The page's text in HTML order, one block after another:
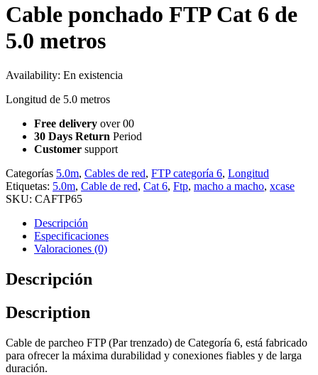
Cable ponchado FTP Cat 6 de
5.0 metros
Availability: En existencia
Longitud de 5.0 metros
Free delivery over 00
30 Days Return Period
Customer support
Categorías 5.0m, Cables de red, FTP categoría 6, Longitud
Etiquetas: 5.0m, Cable de red, Cat 6, Ftp, macho a macho, xcase
SKU: CAFTP65
Descripción
Especificaciones
Valoraciones (0)
Descripción
Description
Cable de parcheo FTP (Par trenzado) de Categoría 6, está fabricado
para ofrecer la máxima durabilidad y conexiones fiables y de larga
duración.